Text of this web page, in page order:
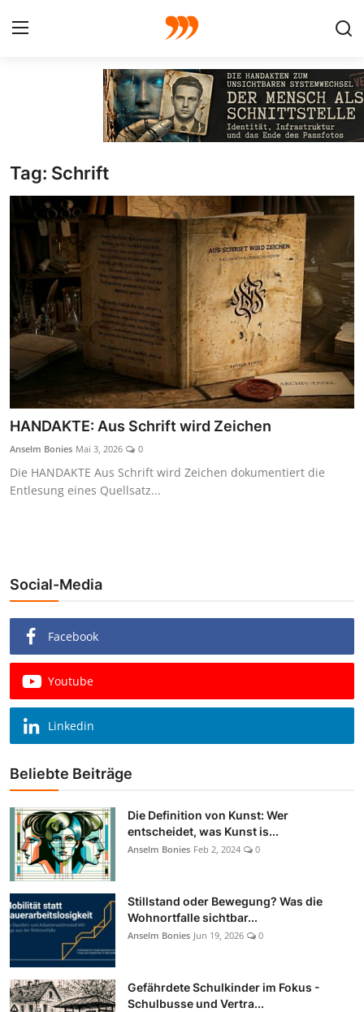
Galerie
GRAFIK
Redaktion
Beiträge
Vorproduktion
Tag: Schrift
HANDAKTE: Aus Schrift wird Zeichen
Anselm Bonies Mai 3, 2026 0
Die HANDAKTE Aus Schrift wird Zeichen dokumentiert die
Entlesung eines Quellsatz...
Social-Media
Facebook
Youtube
Linkedin
Beliebte Beiträge
Die Definition von Kunst: Wer
entscheidet, was Kunst is...
Anselm Bonies Feb 2, 2024 0
Stillstand oder Bewegung? Was die
Wohnortfalle sichtbar...
Anselm Bonies Jun 19, 2026 0
Gefährdete Schulkinder im Fokus -
Schulbusse und Vertra...